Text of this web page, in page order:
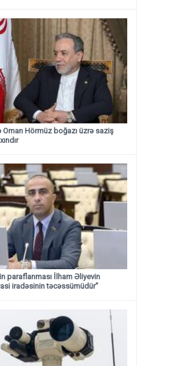
Oman Hörmüz boğazı üzrə saziş
paraflanması İlham Əliyevin
iradəsinin təcəssümüdür”